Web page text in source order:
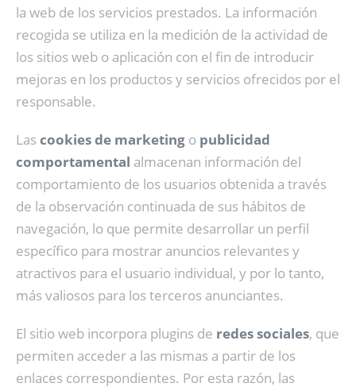
la web de los servicios prestados. La información
recogida se utiliza en la medición de la actividad de
los sitios web o aplicación con el fin de introducir
mejoras en los productos y servicios ofrecidos por el
responsable.
Lascookies de marketing o publicidad
comportamental almacenan información del
comportamiento de los usuarios obtenida a través
de la observación continuada de sus hábitos de
navegación, lo que permite desarrollar un perfil
específico para mostrar anuncios relevantes y
atractivos para el usuario individual, y por lo tanto,
más valiosos para los terceros anunciantes.
El sitio web incorpora plugins de redes sociales, que
permiten acceder a las mismas a partir de los
enlaces correspondientes. Por esta razón, las